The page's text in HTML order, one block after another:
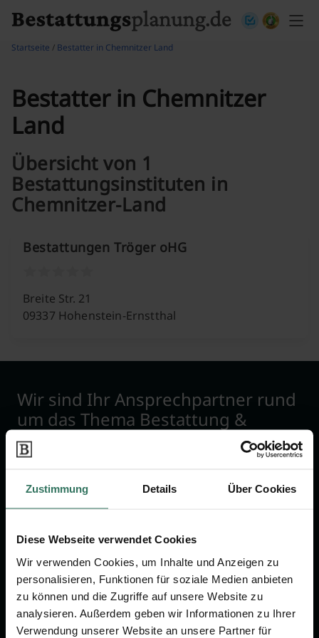
Zustimmung Details Über Cookies
Diese Webseite verwendet Cookies
Wir verwenden Cookies, um Inhalte und Anzeigen zu
personalisieren, Funktionen für soziale Medien anbieten
zu können und die Zugriffe auf unsere Website zu
analysieren. Außerdem geben wir Informationen zu Ihrer
Verwendung unserer Website an unsere Partner für
Startseite / Bestatter in Chemnitzer Land
Bestatter in Chemnitzer
Land
Übersicht von 1
Bestattungsinstituten in
Chemnitzer-Land
Bestattungen Tröger oHG
Breite Str. 21
09337 Hohenstein-Ernstthal
Wir sind Ihr Ansprechpartner rund
um das Thema Bestattung &
Vorsorge.
Jetzt beraten lassen
FÜR SIE
Vergleich
Ratgeber
Verzeichnis
FÜR BESTATTER
Online-Portal
Kostenlos registrieren